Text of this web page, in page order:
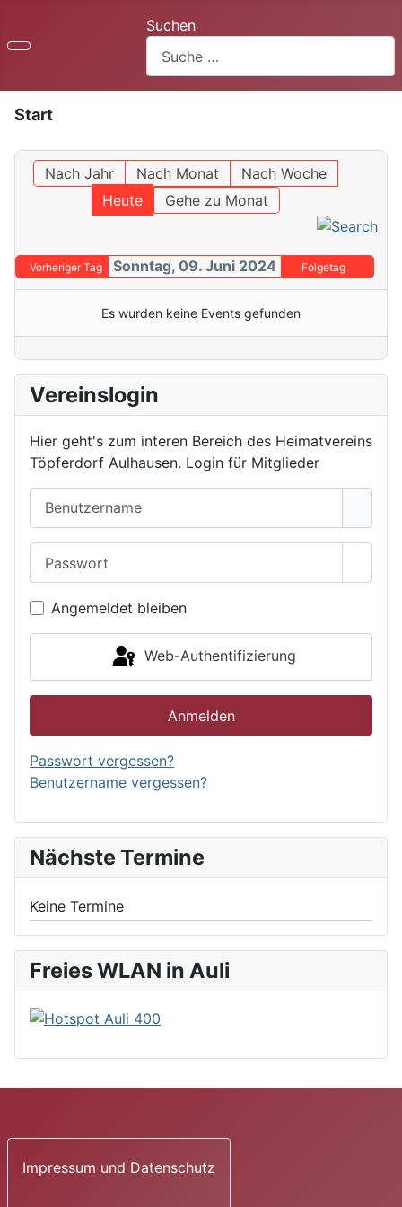
Suchen
Start
Nach Jahr Nach Monat
Nach Woche
Heute
Gehe zu Monat
Vorheriger Tag Sonntag, 09. Juni 2024 Folgetag
Es wurden keine Events gefunden
Vereinslogin
Hier geht's zum interen Bereich des Heimatvereins
Töpferdorf Aulhausen. Login für Mitglieder
Angemeldet bleiben
Web-Authentifizierung
Anmelden
Passwort vergessen?
Benutzername vergessen?
Nächste Termine
Keine Termine
Freies WLAN in Auli
Impressum und Datenschutz